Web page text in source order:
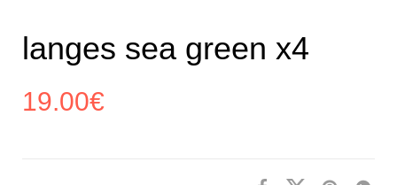
langes sea green x4
19.00€